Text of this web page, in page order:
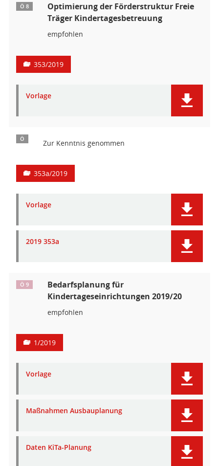
Ö 8
Optimierung der Förderstruktur Freie
Träger Kindertagesbetreuung
empfohlen
353/2019
Vorlage
Ö Zur Kenntnis genommen
353a/2019
Vorlage
2019 353a
Ö 9
Bedarfsplanung für
Kindertageseinrichtungen 2019/20
empfohlen
1/2019
Vorlage
Maßnahmen Ausbauplanung
Daten KiTa-Planung